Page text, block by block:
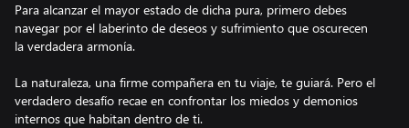
Para alcanzar el mayor estado de dicha pura, primero debes
navegar por el laberinto de deseos y sufrimiento que oscurecen
la verdadera armonía.
La naturaleza, una firme compañera en tu viaje, te guiará. Pero el
verdadero desafío recae en confrontar los miedos y demonios
internos que habitan dentro de ti.